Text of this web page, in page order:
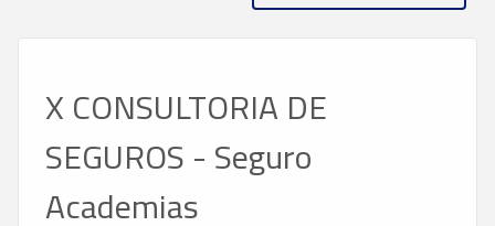
X CONSULTORIA DE
SEGUROS - Seguro
Academias